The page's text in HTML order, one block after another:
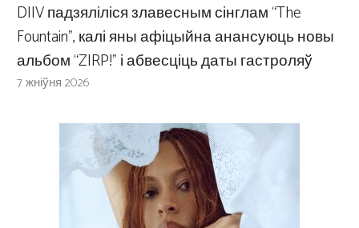
DIIV падзяліліся злавесным сінглам “The
Fountain”, калі яны афіцыйна анансуюць новы
альбом “ZIRP!” і абвесціць даты гастроляў
7 жніўня 2026